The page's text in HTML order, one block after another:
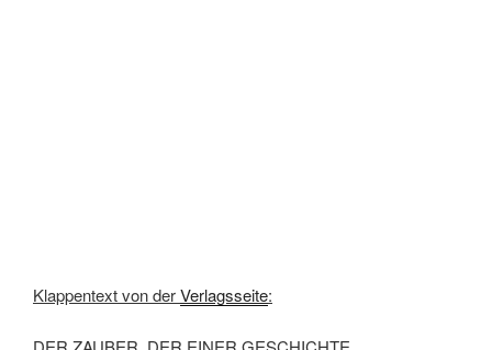
Klappentext von derVerlagsseite: